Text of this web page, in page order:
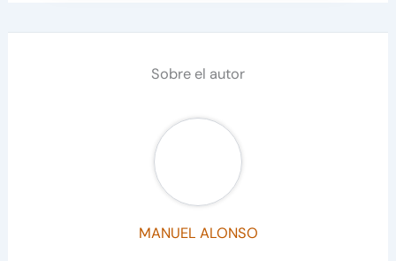
Sobre el autor
MANUEL ALONSO